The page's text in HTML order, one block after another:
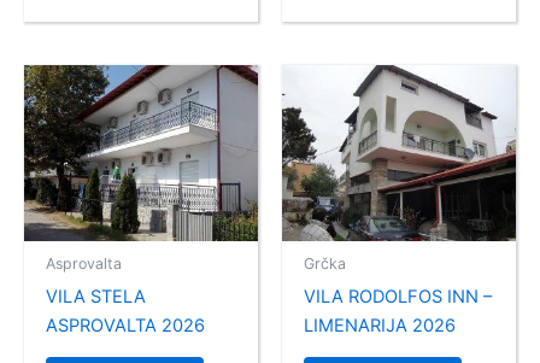
Asprovalta
VILA STELA
ASPROVALTA 2026
Grčka
VILA RODOLFOS INN –
LIMENARIJA 2026